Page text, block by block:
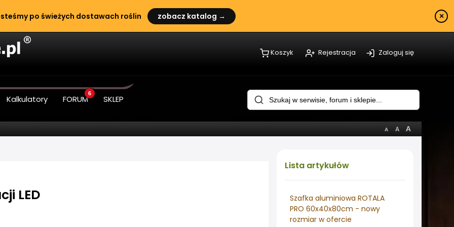
po świeżych dostawach roślin zobacz katalog → ×
Koszyk Rejestracja Zaloguj się
Kalkulatory FORUM
6
SKLEP
Lista artykułów
Szafka aluminiowa ROTALA
PRO 60x40x80cm - nowy
rozmiar w ofercie
LED